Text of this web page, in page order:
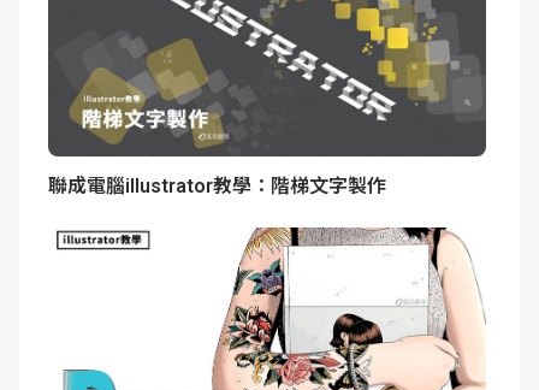
聯成電腦illustrator教學：階梯文字製作